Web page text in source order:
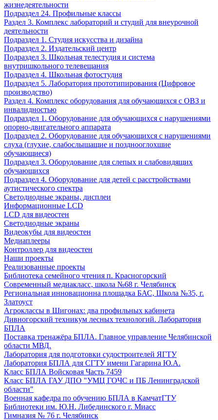
жизнедеятельности
Подраздел 24. Профильные классы
Раздел 3. Комплекс лабораторий и студий для внеурочной
деятельности
Подраздел 1. Студия искусства и дизайна
Подраздел 2. Издательский центр
Подраздел 3. Школьная телестудия и система
внутришкольного телевещания
Подраздел 4. Школьная фотостудия
Подраздел 5. Лаборатория прототипирования (Цифровое
производство)
Раздел 4. Комплекс оборудования для обучающихся с ОВЗ и
инвалидностью
Подраздел 1. Оборудование для обучающихся с нарушениями
опорно-двигательного аппарата
Подраздел 2. Оборудование для обучающихся с нарушениями
слуха (глухие, слабослышащие и позднооглохшие
обучающиеся)
Подраздел 3. Оборудование для слепых и слабовидящих
обучающихся
Подраздел 4. Оборудование для детей с расстройствами
аутистического спектра
Светодиодные экраны, дисплеи
Информационные LCD
LCD для видеостен
Светодиодные экраны
Видеокубы для видеостен
Медиаплееры
Контроллер для видеостен
Наши проекты
Реализованные проекты
Библиотека семейного чтения п. Красногорский
Современный медиакласс, школа №68 г. Челябинск
Региональная инновационна площадка БАС, Школа №35, г.
Златоуст
Агроклассы в Шигонах: два профильных кабинета
Дивногорский техникум лесных технологий. Лаборатория
БПЛА
Поставка тренажёра БПЛА. Главное управление Челябинской
области МВД.
Лаборатория для подготовки судостроителей ЯГТУ
Лаборатория БПЛА для СГТУ имени Гагарина Ю.А.
Класс БПЛА Войсковая Часть 7459
Класс БПЛА ГАУ ДПО "УМЦ ГОЧС и ПБ Ленинградской
области"
Военная кафедра по обучению БПЛА в КамчатГТУ
Библиотеки им. Ю.Н. Либединского г. Миасс
Гимназия № 76 г. Челябинск